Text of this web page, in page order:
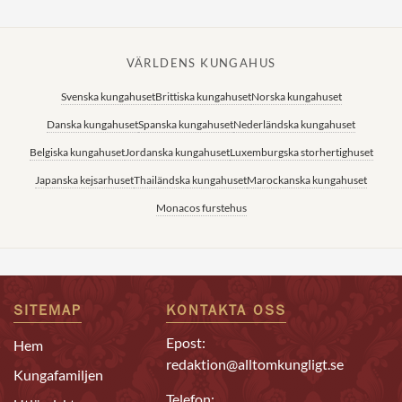
VÄRLDENS KUNGAHUS
Svenska kungahusetBrittiska kungahusetNorska kungahuset
Danska kungahusetSpanska kungahusetNederländska kungahuset
Belgiska kungahusetJordanska kungahusetLuxemburgska storhertighuset
Japanska kejsarhusetThailändska kungahusetMarockanska kungahuset
Monacos furstehus
SITEMAP
Hem
Kungafamiljen
KONTAKTA OSS
Epost:
redaktion@alltomkungligt.se